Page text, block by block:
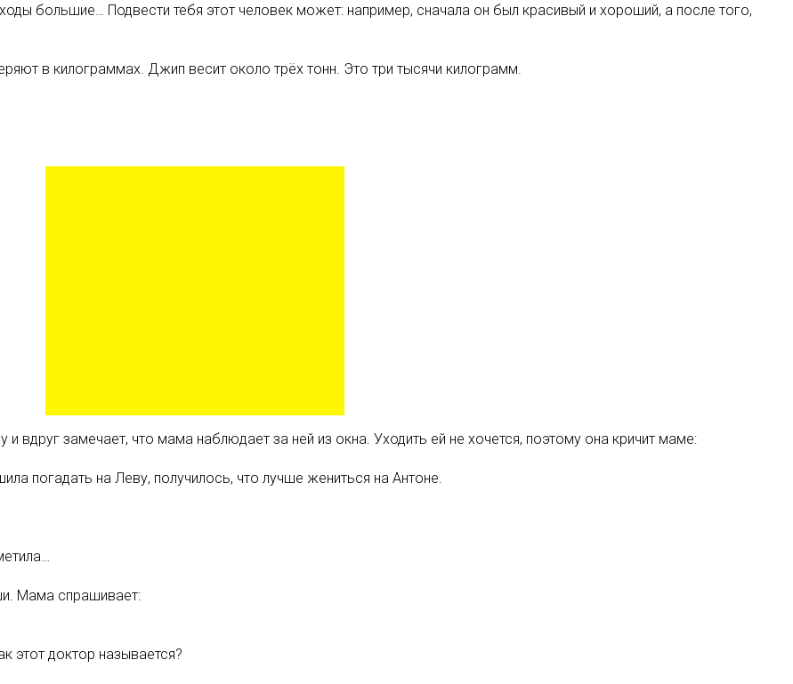
большие… Подвести тебя этот человек может: например, сначала он был красивый и хороший, а после того,
в килограммах. Джип весит около трёх тонн. Это три тысячи килограмм.
и вдруг замечает, что мама наблюдает за ней из окна. Уходить ей не хочется, поэтому она кричит маме:
погадать на Леву, получилось, что лучше жениться на Антоне.
Мама спрашивает:
этот доктор называется?